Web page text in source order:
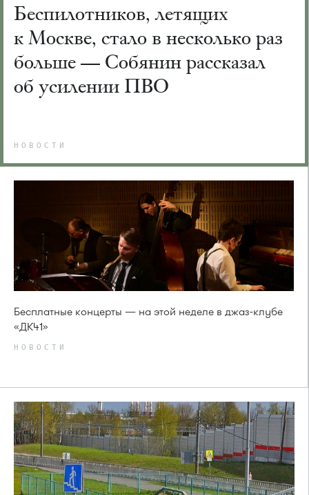
Беспилотников, летящих
к Москве, стало в несколько раз
больше — Собянин рассказал
об усилении ПВО
НОВОСТИ
Бесплатные концерты — на этой неделе в джаз-клубе
«ДК41»
НОВОСТИ